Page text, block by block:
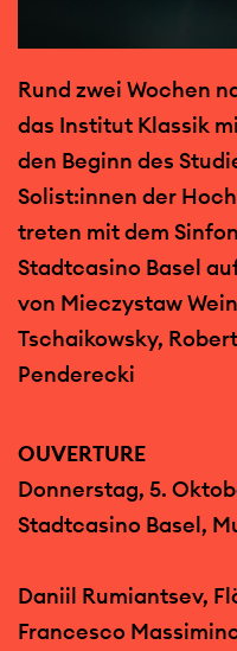
Rund zwei Wochen
das Institut Klassik
den Beginn des
Solist:innen der
treten mit dem
Stadtcasino Basel
von Mieczystaw
Tschaikowsky,
Penderecki
OUVERTURE
Donnerstag, 5.
Stadtcasino Basel,
Daniil Rumiantsev,
Francesco